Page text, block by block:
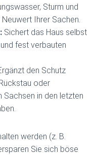
Sturm und
Ihrer Sachen.
Sichert das Haus selbst
fest verbauten
den Schutz
oder
Sachsen in den letzten
werden (z. B.
Sie sich böse